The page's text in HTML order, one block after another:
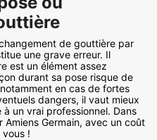
de gouttière par
une grave erreur. Il
est un élément assez
durant sa pose risque de
en cas de fortes
dangers, il vaut mieux
un vrai professionnel. Dans
Germain, avec un coût
!